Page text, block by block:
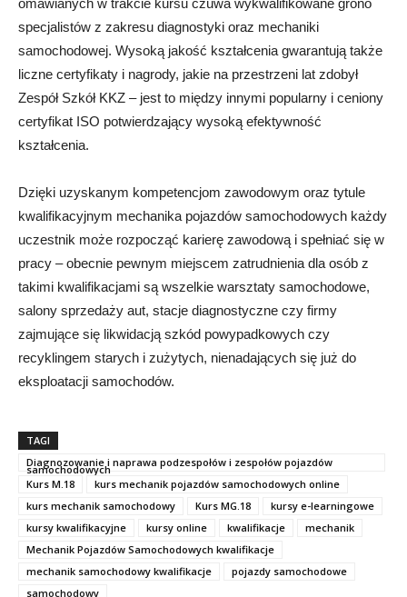
omawianych w trakcie kursu czuwa wykwalifikowane grono
specjalistów z zakresu diagnostyki oraz mechaniki
samochodowej. Wysoką jakość kształcenia gwarantują także
liczne certyfikaty i nagrody, jakie na przestrzeni lat zdobył
Zespół Szkół KKZ – jest to między innymi popularny i ceniony
certyfikat ISO potwierdzający wysoką efektywność
kształcenia.
Dzięki uzyskanym kompetencjom zawodowym oraz tytule
kwalifikacyjnym mechanika pojazdów samochodowych każdy
uczestnik może rozpocząć karierę zawodową i spełniać się w
pracy – obecnie pewnym miejscem zatrudnienia dla osób z
takimi kwalifikacjami są wszelkie warsztaty samochodowe,
salony sprzedaży aut, stacje diagnostyczne czy firmy
zajmujące się likwidacją szkód powypadkowych czy
recyklingem starych i zużytych, nienadających się już do
eksploatacji samochodów.
TAGI
Diagnozowanie i naprawa podzespołów i zespołów pojazdów
samochodowych
Kurs M.18
kurs mechanik pojazdów samochodowych online
kurs mechanik samochodowy
Kurs MG.18
kursy e-learningowe
kursy kwalifikacyjne
kursy online kwalifikacje
mechanik
Mechanik Pojazdów Samochodowych kwalifikacje
mechanik samochodowy kwalifikacje
pojazdy samochodowe
samochodowy